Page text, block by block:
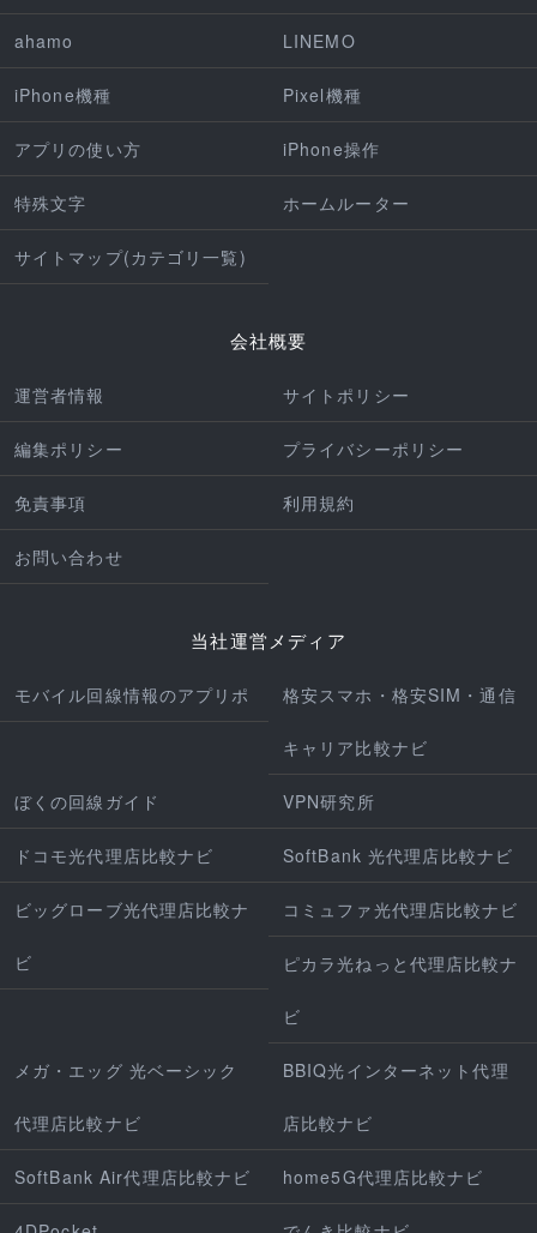
ahamo LINEMO
iPhone機種 Pixel機種
アプリの使い方 iPhone操作
特殊文字 ホームルーター
サイトマップ(カテゴリ一覧)
会社概要
運営者情報 サイトポリシー
編集ポリシー プライバシーポリシー
免責事項 利用規約
お問い合わせ
当社運営メディア
モバイル回線情報のアプリポ 格安スマホ・格安SIM・通信
キャリア比較ナビ
ぼくの回線ガイド VPN研究所
ドコモ光代理店比較ナビ SoftBank 光代理店比較ナビ
ビッグローブ光代理店比較ナ
ビ
コミュファ光代理店比較ナビ
ピカラ光ねっと代理店比較ナ
ビ
メガ・エッグ 光ベーシック
代理店比較ナビ
BBIQ光インターネット代理
店比較ナビ
SoftBank Air代理店比較ナビ home5G代理店比較ナビ